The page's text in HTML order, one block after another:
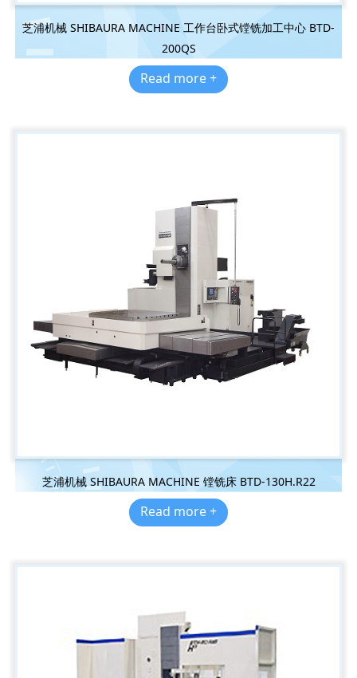
芝浦机械 SHIBAURA MACHINE 工作台卧式镗铣加工中心 BTD-
200QS
Read more +
芝浦机械 SHIBAURA MACHINE 镗铣床 BTD-130H.R22
Read more +